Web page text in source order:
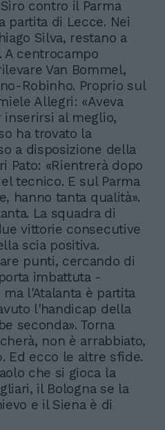
contro il Parma
partita di Lecce. Nei
Silva, restano a
A centrocampo
Van Bommel,
Robinho. Proprio sul
Allegri: «Aveva
al meglio,
ha trovato la
a disposizione della
Pato: «Rientrerà dopo
tecnico. E sul Parma
hanno tanta qualità».
La squadra di
vittorie consecutive
scia positiva.
punti, cercando di
imbattuta -
l'Atalanta è partita
l'handicap della
seconda». Torna
non è arrabbiato,
Ed ecco le altre sfide.
che si gioca la
il Bologna se la
e il Siena è di